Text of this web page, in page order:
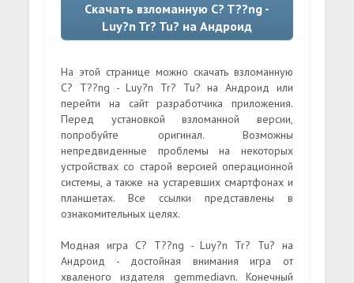
Скачать взломанную C? T??ng -
Luy?n Tr? Tu? на Андроид
На этой странице можно скачать взломанную
C? T??ng - Luy?n Tr? Tu? на Андроид или
перейти на сайт разработчика приложения.
Перед установкой взломанной версии,
попробуйте оригинал. Возможны
непредвиденные проблемы на некоторых
устройствах со старой версией операционной
системы, а также на устаревших смартфонах и
планшетах. Все ссылки представлены в
ознакомительных целях.
Модная игра C? T??ng - Luy?n Tr? Tu? на
Андроид - достойная внимания игра от
хваленого издателя gemmediavn. Конечный